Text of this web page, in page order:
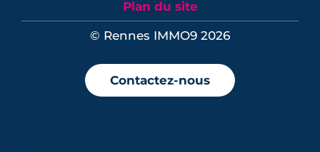
Plan du site
© Rennes IMMO9 2026
Contactez-nous